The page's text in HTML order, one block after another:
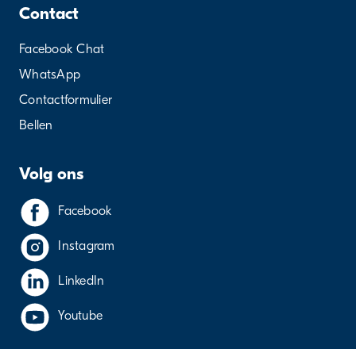
Contact
Facebook Chat
WhatsApp
Contactformulier
Bellen
Volg ons
Facebook
Instagram
LinkedIn
Youtube